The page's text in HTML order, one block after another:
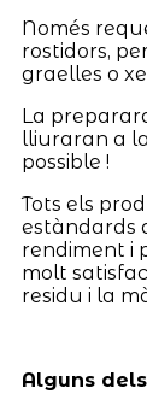
Només
rostidors,
graelles o
La
lliuraran a
possible !
Tots els
estàndards
rendiment i
molt
residu i la
Alguns